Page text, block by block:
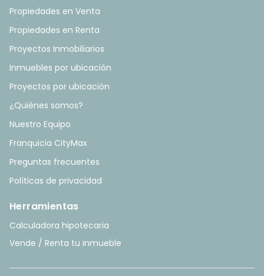
Propiedades en Venta
Propiedades en Renta
Proyectos Inmobiliarios
Inmuebles por ubicación
Proyectos por ubicación
¿Quiénes somos?
Nuestro Equipo
Franquicia CityMax
Preguntas frecuentes
Políticas de privacidad
Herramientas
Calculadora hipotecaria
Vende / Renta tu inmueble